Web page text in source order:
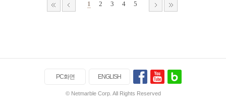
PC화면 ENGLISH
© Netmarble Corp. All Rights Reserved